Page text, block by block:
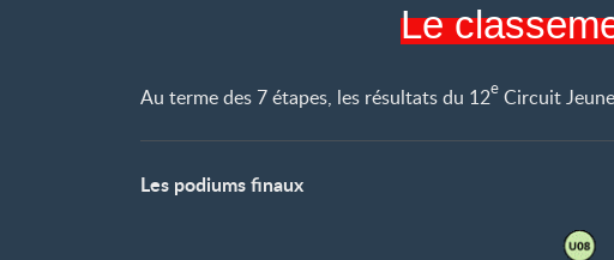
Le
Au terme des 7 étapes, les résultats du 12e Circuit
Les podiums finaux